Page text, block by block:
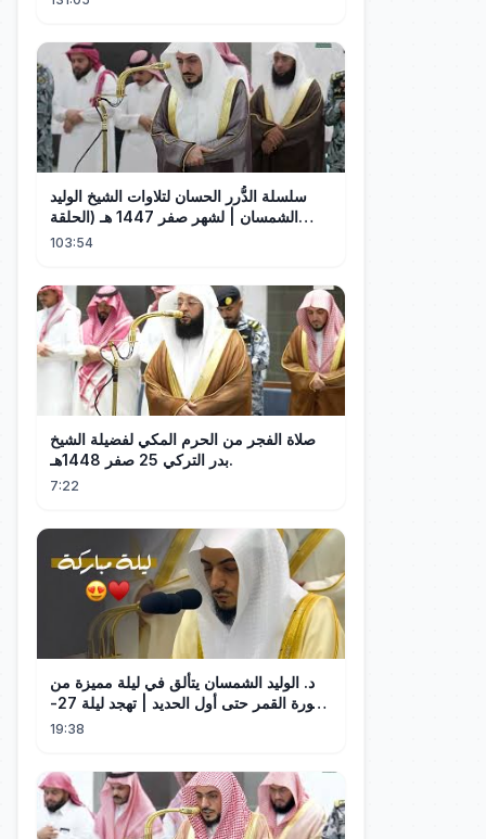
سلسلة الدُّرر الحسان لتلاوات الشيخ الوليد
الشمسان | لشهر صفر 1447 هـ (الحلقة
103:54
صلاة الفجر من الحرم المكي لفضيلة الشيخ
بدر التركي 25 صفر 1448هـ.
7:22
د. الوليد الشمسان يتألق في ليلة مميزة من
سورة القمر حتى أول الحديد | تهجد ليلة 27-
19:38